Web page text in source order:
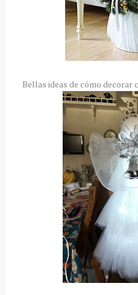
Bellas ideas de cómo decorar